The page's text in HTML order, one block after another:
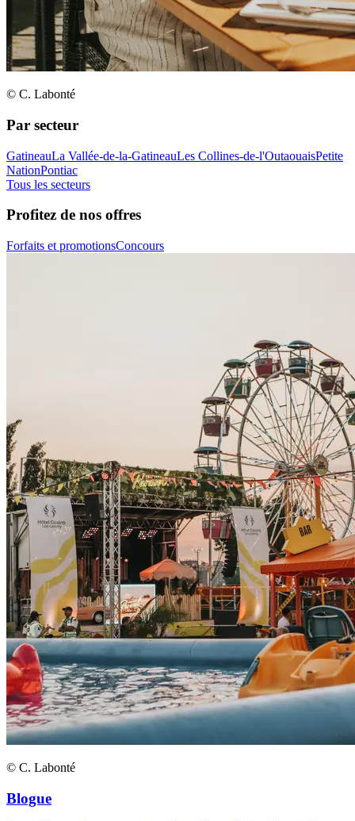
© C. Labonté
Par secteur
GatineauLa Vallée-de-la-GatineauLes Collines-de-l'OutaouaisPetite
NationPontiac
Tous les secteurs
Profitez de nos offres
Forfaits et promotionsConcours
© C. Labonté
Blogue